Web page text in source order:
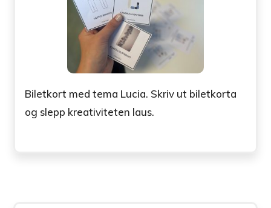
Biletkort med tema Lucia. Skriv ut biletkorta
og slepp kreativiteten laus.